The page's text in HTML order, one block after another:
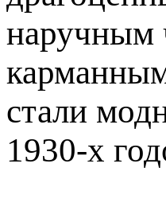
наручным
стали
1930-х